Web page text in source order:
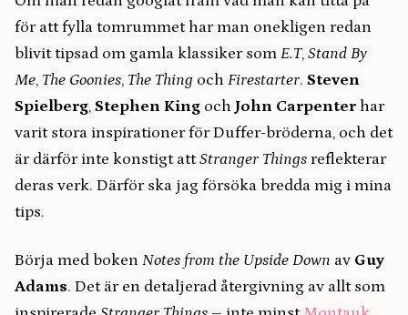
för att fylla tomrummet har man onekligen redan
blivit tipsad om gamla klassiker som E.T, Stand By
Me, The Goonies, The Thing och Firestarter. Steven
Spielberg, Stephen King och John Carpenter har
varit stora inspirationer för Duffer-bröderna, och det
är därför inte konstigt attStranger Things reflekterar
deras verk. Därför ska jag försöka bredda mig i mina
tips.
Börja med boken Notes from the Upside Down av Guy
Adams. Det är en detaljerad återgivning av allt som